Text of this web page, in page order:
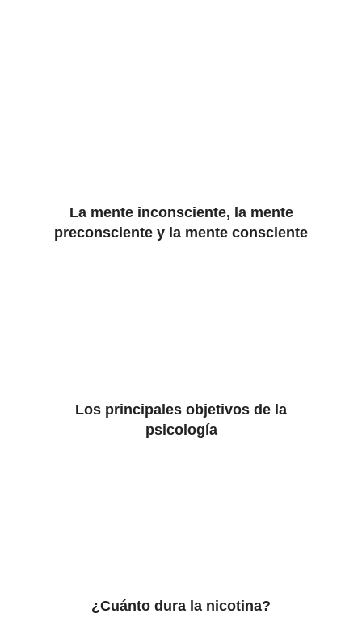
La mente inconsciente, la mente
preconsciente y la mente consciente
Los principales objetivos de la
psicología
¿Cuánto dura la nicotina?